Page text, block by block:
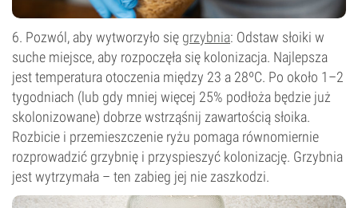
6. Pozwól, aby wytworzyło się grzybnia: Odstaw słoiki w
suche miejsce, aby rozpoczęła się kolonizacja. Najlepsza
jest temperatura otoczenia między 23 a 28ºC. Po około 1–2
tygodniach (lub gdy mniej więcej 25% podłoża będzie już
skolonizowane) dobrze wstrząśnij zawartością słoika.
Rozbicie i przemieszczenie ryżu pomaga równomiernie
rozprowadzić grzybnię i przyspieszyć kolonizację. Grzybnia
jest wytrzymała – ten zabieg jej nie zaszkodzi.